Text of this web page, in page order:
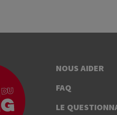
NOUS AIDER
FAQ
LE